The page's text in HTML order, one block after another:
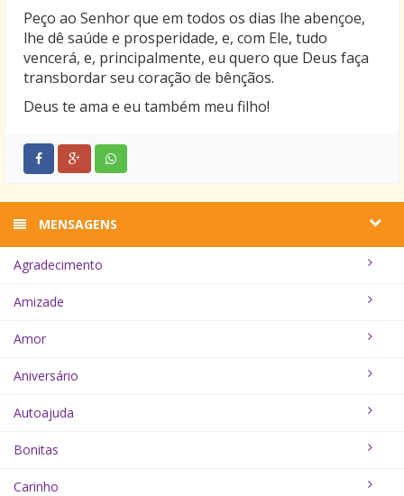
Peço ao Senhor que em todos os dias lhe abençoe,
lhe dê saúde e prosperidade, e, com Ele, tudo
vencerá, e, principalmente, eu quero que Deus faça
transbordar seu coração de bênçãos.
Deus te ama e eu também meu filho!
MENSAGENS
Agradecimento
Amizade
Amor
Aniversário
Autoajuda
Bonitas
Carinho